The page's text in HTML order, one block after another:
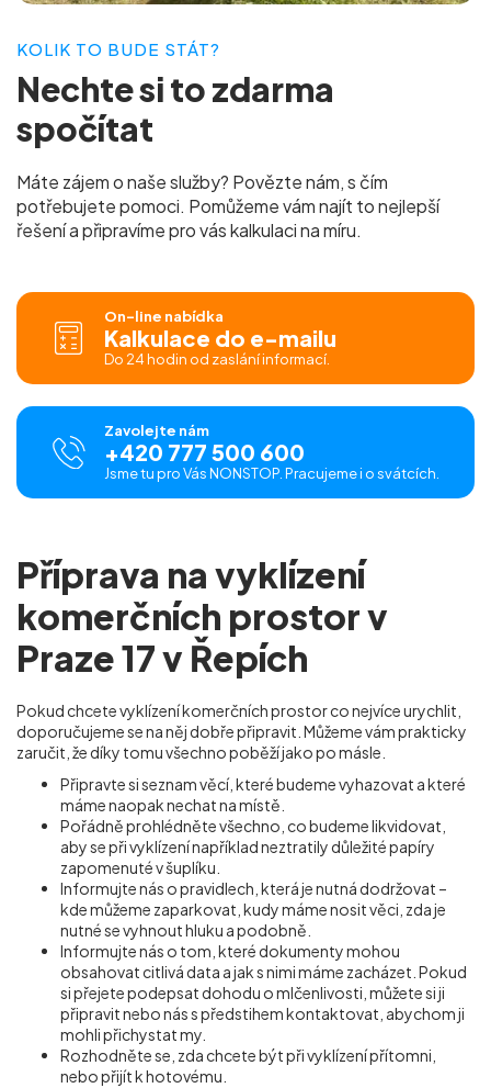
KOLIK TO BUDE STÁT?
Nechte si tozdarma
spočítat
Máte zájem o naše služby? Povězte nám, s čím
potřebujete pomoci. Pomůžeme vám najít to nejlepší
řešení a připravíme pro váskalkulaci na míru.
On-line nabídka
Kalkulace do e-mailu
Do 24 hodin od zaslání informací.
Zavolejte nám
+420 777 500 600
Jsme tu pro Vás NONSTOP. Pracujeme i o svátcích.
Příprava na vyklízení
komerčních prostor v
Praze 17 v Řepích
Pokud chcete vyklízení komerčních prostor co nejvíce urychlit,
doporučujeme se na něj dobře připravit. Můžeme vám prakticky
zaručit, že díky tomu všechno poběží jako po másle.
Připravte si seznam věcí, které budeme vyhazovat a které
máme naopak nechat na místě.
Pořádně prohlédněte všechno, co budeme likvidovat,
aby se při vyklízení například neztratily důležité papíry
zapomenuté v šuplíku.
Informujte nás o pravidlech, která je nutná dodržovat –
kde můžeme zaparkovat, kudy máme nosit věci, zda je
nutné se vyhnout hluku a podobně.
Informujte nás o tom, které dokumenty mohou
obsahovat citlivá data a jak s nimi máme zacházet. Pokud
si přejete podepsat dohodu o mlčenlivosti, můžete si ji
připravit nebo nás s předstihem kontaktovat, abychom ji
mohli přichystat my.
Rozhodněte se, zda chcete být při vyklízení přítomni,
nebo přijít k hotovému.